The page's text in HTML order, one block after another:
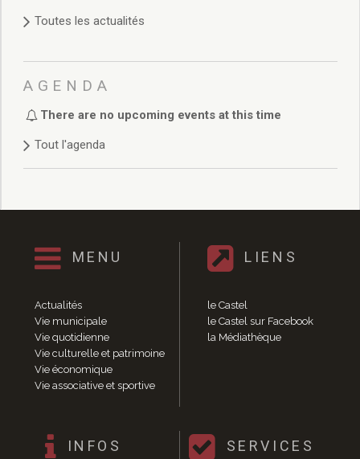
Délibérations 2025
Délibérations 2022
Délibérations 2021
Délibérations 2020
Délibérations 2019
Délibérations 2018
Délibérations 2014
Délibérations 2013
Délibérations 2011
Délibérations 2010
Délibérations 2009
Délibérations 2008
Agenda réunions publiques
Marchés publics
Vie quotidienne
Toutes les actualités
AGENDA
There are no upcoming events at this time
Tout l'agenda
MENU
Actualités
Vie municipale
Vie quotidienne
Vie culturelle et patrimoine
Vie économique
Vie associative et sportive
LIENS
le Castel
le Castel sur Facebook
la Médiathèque
INFOS SERVICES